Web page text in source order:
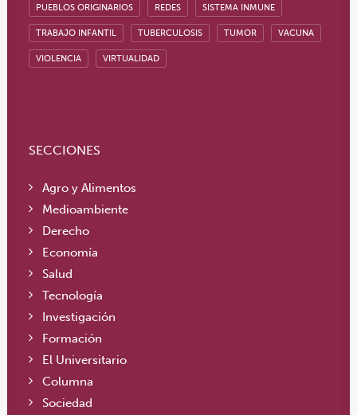
PUEBLOS ORIGINARIOS REDES SISTEMA INMUNE
TRABAJO INFANTIL TUBERCULOSIS TUMOR VACUNA
VIOLENCIA VIRTUALIDAD
SECCIONES
Agro y Alimentos
Medioambiente
Derecho
Economía
Salud
Tecnología
Investigación
Formación
El Universitario
Columna
Sociedad